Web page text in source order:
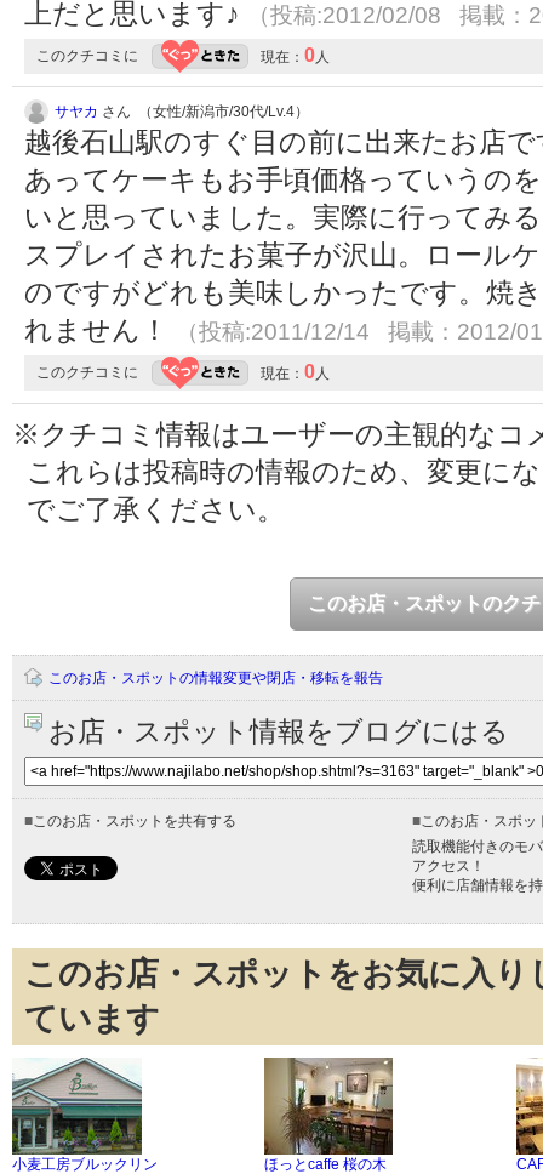
上だと思います♪ （投稿:2012/02/08 掲載：
このクチコミに 現在： 0人
サヤカ さん （女性/新潟市/30代/Lv.4）
越後石山駅のすぐ目の前に出来たお店
あってケーキもお手頃価格っていうの
いと思っていました。実際に行ってみ
スプレイされたお菓子が沢山。ロール
のですがどれも美味しかったです。焼
れません！
（投稿:2011/12/14 掲載：2012/
このクチコミに 現在： 0人
※クチコミ情報はユーザーの主観的なコ
これらは投稿時の情報のため、変更に
でご了承ください。
このお店・スポットのク
このお店・スポットの情報変更や閉店・移転を報告
お店・スポット情報をブログにはる
■このお店・スポットを共有する ■このお店・スポッ
読取機能付きのモ
アクセス！
便利に店舗情報を
このお店・スポットをお気に入
ています
小麦工房ブルックリン
ほっとcaffe 桜の木